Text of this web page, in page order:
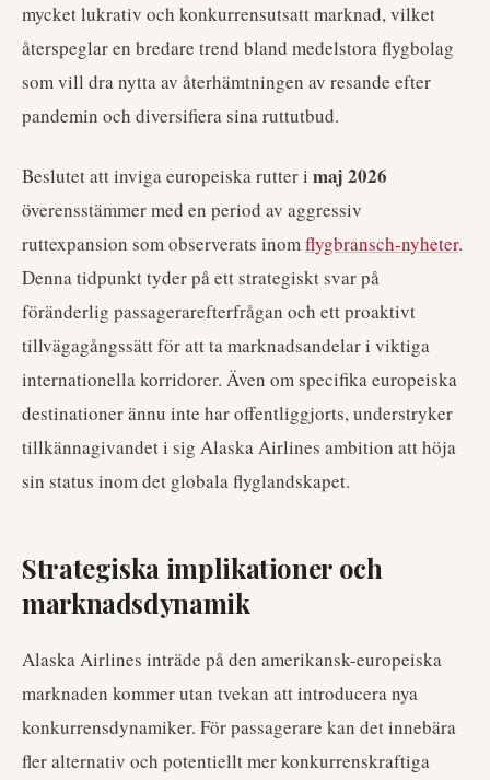
mycket lukrativ och konkurrensutsatt marknad, vilket
återspeglar en bredare trend bland medelstora flygbolag
som vill dra nytta av återhämtningen av resande efter
pandemin och diversifiera sina ruttutbud.
Beslutet att inviga europeiska rutter i maj 2026
överensstämmer med en period av aggressiv
ruttexpansion som observerats inomflygbransch-nyheter.
Denna tidpunkt tyder på ett strategiskt svar på
föränderlig passagerarefterfrågan och ett proaktivt
tillvägagångssätt för att ta marknadsandelar i viktiga
internationella korridorer. Även om specifika europeiska
destinationer ännu inte har offentliggjorts, understryker
tillkännagivandet i sig Alaska Airlines ambition att höja
sin status inom det globala flyglandskapet.
Strategiska implikationer och
marknadsdynamik
Alaska Airlines inträde på den amerikansk-europeiska
marknaden kommer utan tvekan att introducera nya
konkurrensdynamiker. För passagerare kan det innebära
fler alternativ och potentiellt mer konkurrenskraftiga